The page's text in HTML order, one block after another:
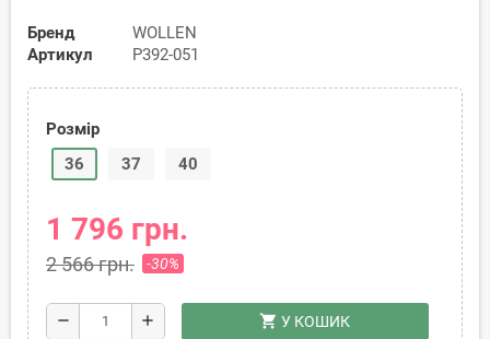
Бренд
WOLLEN
Артикул
P392-051
Розмір
36
37 40
1 796 грн.
2 566 грн. -30%
remove add shopping_cart У КОШИК